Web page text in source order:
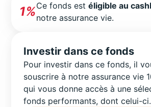
1%Ce fonds estéligible au
notre assurance vie.
Investir dans ce fonds
Pour investir dans ce fonds, il
souscrire à notre assurance vie
qui vous donne accès à une
fonds performants, dont celui-ci.